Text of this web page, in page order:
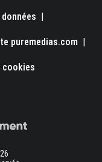
|
puremedias.com |
cookies